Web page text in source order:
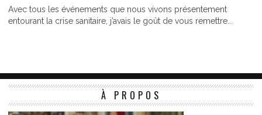
Avec tous les événements que nous vivons présentement
entourant la crise sanitaire, j’avais le goût de vous remettre...
À PROPOS